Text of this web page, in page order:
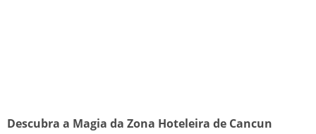
Descubra a Magia da Zona Hoteleira de Cancun